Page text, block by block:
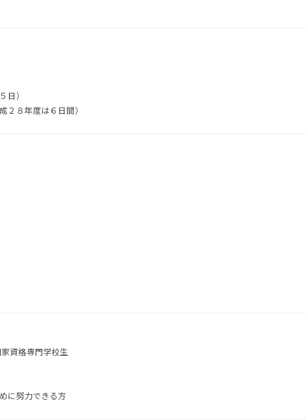
日）
２８年度は６日間）
資格専門学校生
に努力できる方